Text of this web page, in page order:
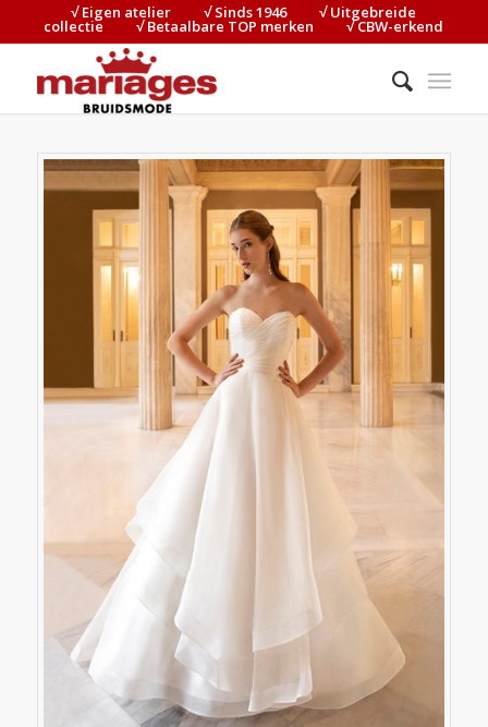
√ Eigen atelier⠀⠀⠀√ Sinds 1946⠀⠀⠀√ Uitgebreide
collectie⠀⠀⠀√ Betaalbare TOP merken⠀⠀⠀√ CBW-erkend